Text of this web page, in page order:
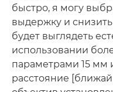
быстро, я могу
выдержку и
будет выглядеть
использовании
параметрами 15 мм
расстояние